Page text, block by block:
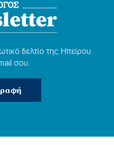
δελτίο της Ηπείρου
σου.